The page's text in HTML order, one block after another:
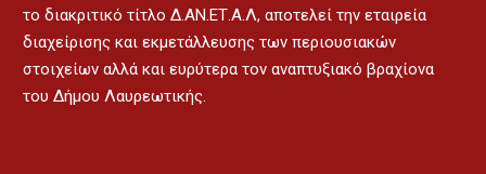
το διακριτικό τίτλο Δ.ΑΝ.ΕΤ.Α.Λ, αποτελεί την εταιρεία
διαχείρισης και εκμετάλλευσης των περιουσιακών
στοιχείων αλλά και ευρύτερα τον αναπτυξιακό βραχίονα
του Δήμου Λαυρεωτικής.